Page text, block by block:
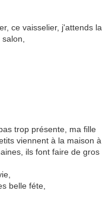
ce vaisselier, j'attends la
trop présente, ma fille
viennent à la maison à
ils font faire de gros
belle féte,